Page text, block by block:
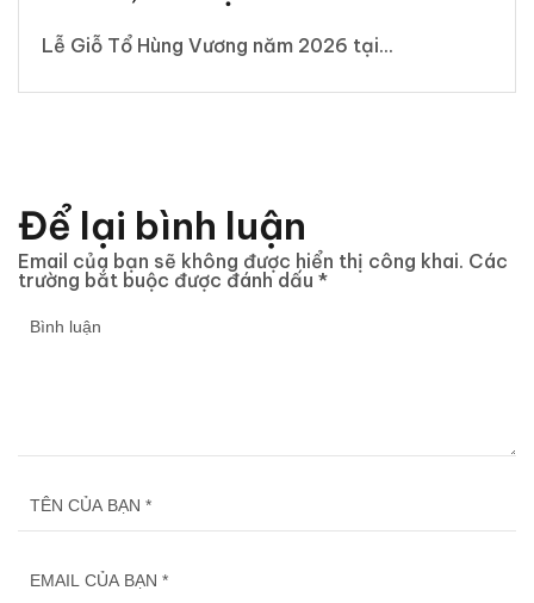
Lễ Giỗ Tổ Hùng Vương năm 2026 tại...
Để lại bình luận
Email của bạn sẽ không được hiển thị công khai. Các
trường bắt buộc được đánh dấu *